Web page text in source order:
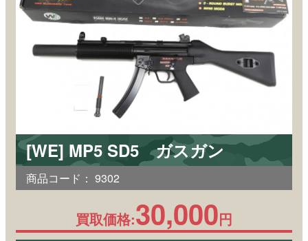
[WE] MP5 SD5 ガスガン
商品コード： 9302
買取価格:30,000円